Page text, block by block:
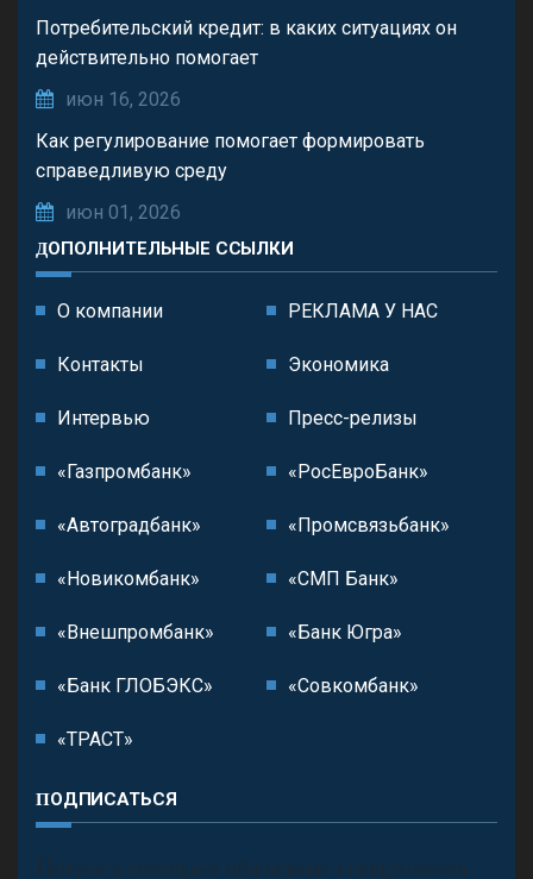
Потребительский кредит: в каких ситуациях он
действительно помогает
июн 16, 2026
Как регулирование помогает формировать
справедливую среду
июн 01, 2026
ДОПОЛНИТЕЛЬНЫЕ ССЫЛКИ
О компании РЕКЛАМА У НАС
Контакты Экономика
Интервью Пресс-релизы
«Газпромбанк» «РосЕвроБанк»
«Автоградбанк» «Промсвязьбанк»
«Новикомбанк» «СМП Банк»
«Внешпромбанк» «Банк Югра»
«Банк ГЛОБЭКС» «Совкомбанк»
«ТРАСТ»
ПОДПИСАТЬСЯ
П олучить последние обновления и предложения.